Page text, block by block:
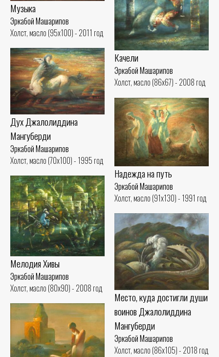
Качели
Эркабой Машарипов
Холст, масло (86x67) - 2008 год
Музыка
Эркабой Машарипов
Холст, масло (95x100) - 2011 год
Дух Джалолиддина
Мангуберди
Эркабой Машарипов
Холст, масло (70x100) - 1995 год
Надежда на путь
Эркабой Машарипов
Холст, масло (91x130) - 1991 год
Мелодия Хивы
Эркабой Машарипов
Холст, масло (80x90) - 2008 год
Место, куда достигли души
воинов Джалолиддина
Мангуберди
Эркабой Машарипов
Холст, масло (86x105) - 2018 год